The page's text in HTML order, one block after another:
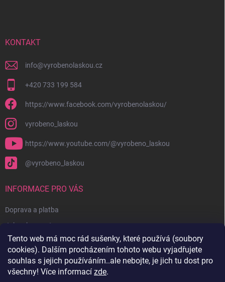
Tento web má moc rád sušenky, které používá (soubory
cookies). Dalším procházením tohoto webu vyjadřujete
souhlas s jejich používáním..ale nebojte, je jich tu dost pro
všechny! Více informací zde.
KONTAKT
info@vyrobenolaskou.cz
+420 733 199 584
https://www.facebook.com/vyrobenolaskou/
vyrobeno_laskou
https://www.youtube.com/@vyrobeno_laskou
@vyrobeno_laskou
INFORMACE PRO VÁS
Doprava a platba
Jak nakupovat
Obchodní podmínky + reklamační řád
Ochrana osobních údajů
Kontakty